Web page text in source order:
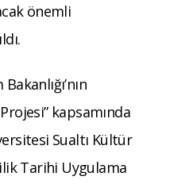
önemli
kapsamında
Sualtı Kültür
Tarihi Uygulama